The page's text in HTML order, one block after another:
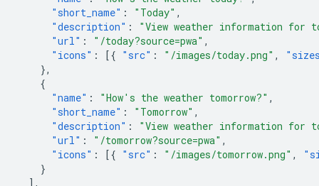
"short_name" : "Today" ,
"description" :
"View weather information for
"url" : "/today?source=pwa" ,
"icons" : [{ "src" : "/images/today.png" ,
},
{
"name" : "How's the weather tomorrow?" ,
"short_name" : "Tomorrow" ,
"description" :
"View weather information for
"url" : "/tomorrow?source=pwa" ,
"icons" : [{ "src" : "/images/tomorrow.png" ,
}
],